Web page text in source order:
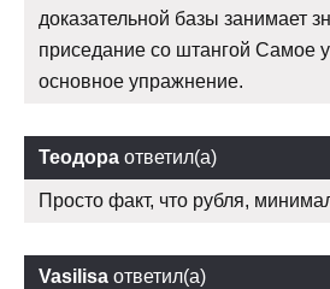
доказательной базы занимает
приседание со штангой Самое
основное упражнение.
Теодора ответил(а)
Просто факт, что рубля,
Vasilisa ответил(а)